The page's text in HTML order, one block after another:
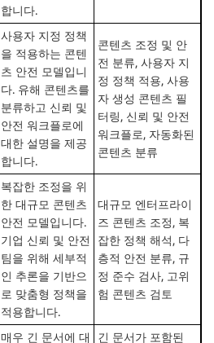
합니다.
사용자 지정 정책
을 적용하는 콘텐
츠 안전 모델입니
다. 유해 콘텐츠를
분류하고 신뢰 및
안전 워크플로에
대한 설명을 제공
합니다.
콘텐츠 조정 및 안
전 분류, 사용자 지
정 정책 적용, 사용
자 생성 콘텐츠 필
터링, 신뢰 및 안전
워크플로, 자동화된
콘텐츠 분류
복잡한 조정을 위
한 대규모 콘텐츠
안전 모델입니다.
기업 신뢰 및 안전
팀을 위해 세부적
인 추론을 기반으
로 맞춤형 정책을
적용합니다.
대규모 엔터프라이
즈 콘텐츠 조정, 복
잡한 정책 해석, 다
층적 안전 분류, 규
정 준수 검사, 고위
험 콘텐츠 검토
매우 긴 문서에 대
긴 문서가 포함된